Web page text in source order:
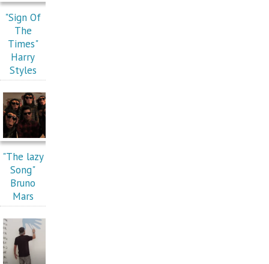
"Sign Of
The
Times"
Harry
Styles
"The lazy
Song"
Bruno
Mars